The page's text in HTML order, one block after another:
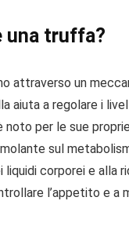
una truffa?
attraverso un
aiuta a regolare i
noto per le sue
sul
corporei e alla
l’appetito e a